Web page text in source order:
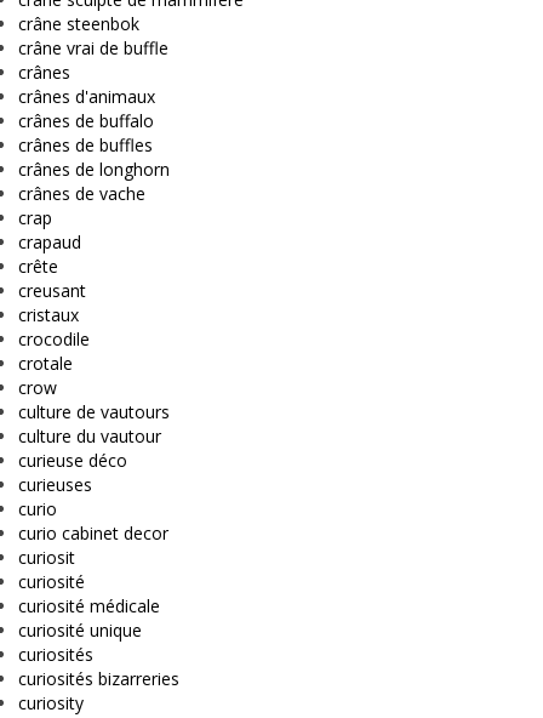
crâne steenbok
crâne vrai de buffle
crânes
crânes d'animaux
crânes de buffalo
crânes de buffles
crânes de longhorn
crânes de vache
crap
crapaud
crête
creusant
cristaux
crocodile
crotale
crow
culture de vautours
culture du vautour
curieuse déco
curieuses
curio
curio cabinet decor
curiosit
curiosité
curiosité médicale
curiosité unique
curiosités
curiosités bizarreries
curiosity